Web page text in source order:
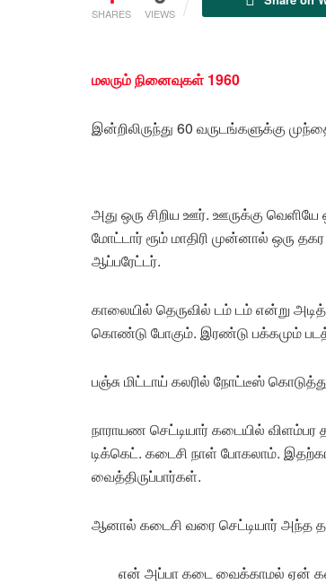
SHARES VIEWS
மலரும் நினைவுகள் 1960
இன்றிலிருந்து 60 வருடங்களுக்கு
அது ஒரு சிறிய ஊர். ஊருக்கு
மோட்டார் ரூம் மாதிரி முன்னால் ஒரு
ஆப்பரேட்டர்.
காலையில் தெருவில் டம் டம் என்று
கொண்டு போகும். இரண்டு பக்கமும்
பஞ்சு மிட்டாய் கலரில் நோட்டீஸ்
நாராயண செட்டியார் கடையில்
டிக்கெட். கடைசி நாள் போகலாம்.
வைத்திருப்பார்கள்.
ஆனால் கடைசி வரை செட்டியார் அந்த
என் அப்பா கடை வைக்காமல் ஏன்